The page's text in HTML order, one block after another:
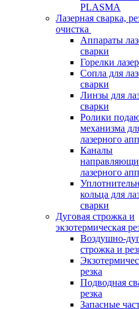
PLASMA
Лазерная сварка,
очистка
Аппараты
сварки
Горелки
Сопла для
сварки
Линзы для
сварки
Ролики
механизма
лазерного
Каналы
лазерного
кольца для
сварки
Дуговая строжка и
экзотермическая
Воздушно-
строжка и
резка
Подводная
резка
Запасные